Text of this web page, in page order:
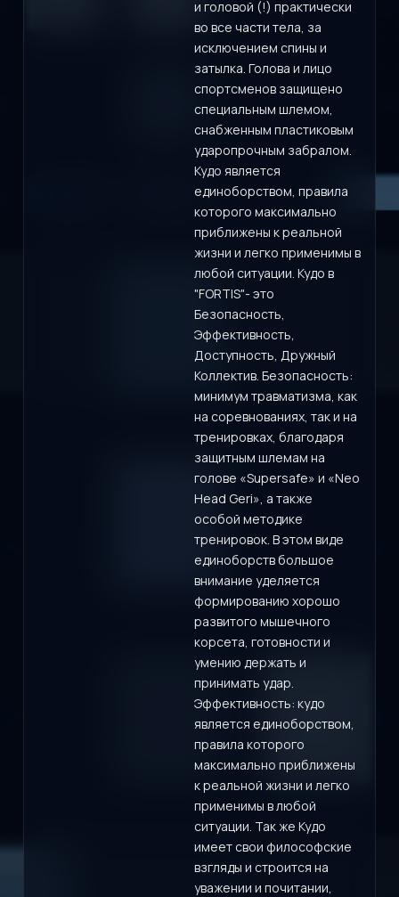
и головой (!) практически
во все части тела, за
исключением спины и
затылка. Голова и лицо
спортсменов защищено
специальным шлемом,
снабженным пластиковым
ударопрочным забралом.
Кудо является
единоборством, правила
которого максимально
приближены к реальной
жизни и легко применимы в
любой ситуации. Кудо в
"FORTIS"- это
Безопасность,
Эффективность,
Доступность, Дружный
Коллектив. Безопасность:
минимум травматизма, как
на соревнованиях, так и на
тренировках, благодаря
защитным шлемам на
голове «Supersafe» и «Neo
Head Geri», а также
особой методике
тренировок. В этом виде
единоборств большое
внимание уделяется
формированию хорошо
развитого мышечного
корсета, готовности и
умению держать и
принимать удар.
Эффективность: кудо
является единоборством,
правила которого
максимально приближены
к реальной жизни и легко
применимы в любой
ситуации. Так же Кудо
имеет свои философские
взгляды и строится на
уважении и почитании,